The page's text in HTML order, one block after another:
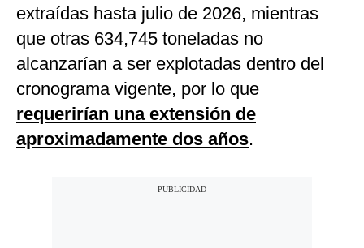
extraídas hasta julio de 2026, mientras
que otras 634,745 toneladas no
alcanzarían a ser explotadas dentro del
cronograma vigente, por lo que
requerirían una extensión de
aproximadamente dos años.